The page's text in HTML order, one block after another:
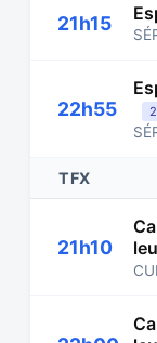
21h15
22h55
TFX
21h10